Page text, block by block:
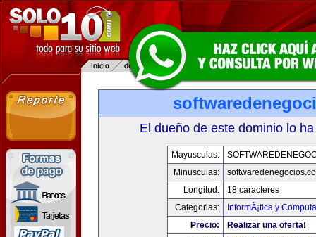
El dueño de este dominio lo
Mayusculas:
Minusculas:
Longitud:
18 caracteres
Categorias:
InformÃ¡tica y
Precio:
Realizar una oferta!